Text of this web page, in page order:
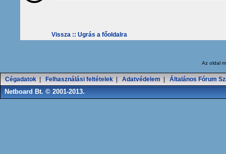
Vissza :: Ugrás a főoldalra
Az oldal
Cégadatok Felhasználási feltételek Adatvédelem Általános Fórum
Netboard Bt. © 2001-2013.